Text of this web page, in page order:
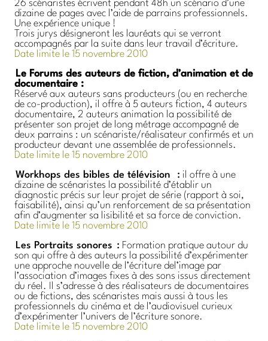
26 scénaristes écrivent pendant 48h un scénario d’une
dizaine de pages avec l’aide de parrains professionnels.
Une expérience unique !
Trois jurys désigneront les lauréats qui se verront
accompagnés par la suite dans leur travail d’écriture.
Date limite le 15 novembre 2010
Le Forums des auteurs de fiction, d’animation et de
documentaire :
Réservé aux auteurs sans producteurs (ou en recherche
de co-production), il offre à 5 auteurs fiction, 4 auteurs
documentaire, 2 auteurs animation la possibilité de
présenter son projet de long métrage accompagné de
deux parrains : un scénariste/réalisateur confirmés et un
producteur devant une assemblée de professionnels.
Date limite le 15 novembre 2010
Workhops des bibles de télévision
: il offre à une
dizaine de scénaristes la possibilité d’établir un
diagnostic précis sur leur projet de série (rapport à soi,
faisabilité), ainsi qu’un renforcement de sa présentation
afin d’augmenter sa lisibilité et sa force de conviction.
Date limite le 15 novembre 2010
Les Portraits sonores : Formation pratique autour du
son qui offre à des auteurs la possibilité d’expérimenter
une approche nouvelle de l’écriture del’image par
l’association d’images fixes à des sons issus directement
du réel. Il s’adresse à des réalisateurs de documentaires
ou de fictions, des scénaristes mais aussi à tous les
professionnels du cinéma et de l’audiovisuel curieux
d’expérimenter l’univers de l’écriture sonore.
Date limite le 15 novembre 2010